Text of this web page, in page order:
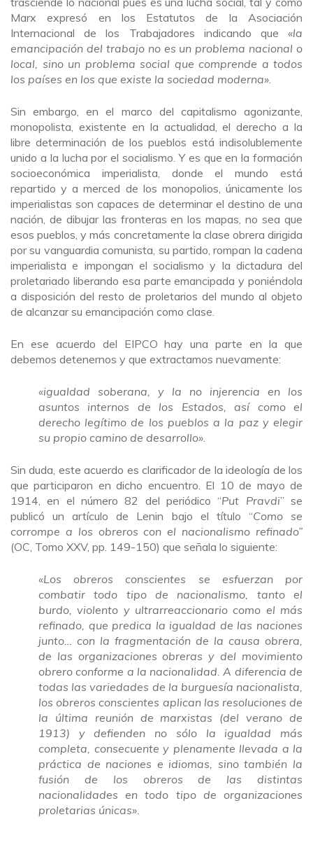
Marx expresó en los Estatutos de la Asociación
Internacional de los Trabajadores indicando que «la
emancipación del trabajo no es un problema nacional o
local, sino un problema social que comprende a todos
los países en los que existe la sociedad moderna»
Sin embargo, en el marco del capitalismo agonizante,
monopolista, existente en la actualidad, el derecho a la
libre determinación de los pueblos está indisolublemente
unido a la lucha por el socialismo. Y es que en la formación
socioeconómica imperialista, donde el mundo está
repartido y a merced de los monopolios, únicamente los
imperialistas son capaces de determinar el destino de una
nación, de dibujar las fronteras en los mapas, no sea que
esos pueblos, y más concretamente la clase obrera dirigida
por su vanguardia comunista, su partido, rompan la cadena
imperialista e impongan el socialismo y la dictadura del
proletariado liberando esa parte emancipada y poniéndola
a disposición del resto de proletarios del mundo al objeto
de alcanzar su emancipación como clase.
En ese acuerdo del EIPCO hay una parte en la que
debemos detenernos y que extractamos nuevamente:
«igualdad soberana, y la no injerencia en los
asuntos internos de los Estados, así como el
derecho legítimo de los pueblos a la paz y elegir
su propio camino de desarrollo»
Sin duda, este acuerdo es clarificador de la ideología de los
que participaron en dicho encuentro. El 10 de mayo de
1914, en el número 82 del periódico “Put Pravdi” se
publicó un artículo de Lenin bajo el título “Como se
corrompe a los obreros con el nacionalismo refinado”
(OC, Tomo XXV, pp. 149-150) que señala lo siguiente:
«Los obreros conscientes se esfuerzan por
combatir todo tipo de nacionalismo, tanto el
burdo, violento y ultrarreaccionario como el más
refinado, que predica la igualdad de las naciones
junto… con la fragmentación de la causa obrera,
de las organizaciones obreras y del movimiento
obrero conforme a la nacionalidad. A diferencia de
todas las variedades de la burguesía nacionalista,
los obreros conscientes aplican las resoluciones de
la última reunión de marxistas (del verano de
1913) y defienden no sólo la igualdad más
completa, consecuente y plenamente llevada a la
práctica de naciones e idiomas, sino también la
fusión de los obreros de las distintas
nacionalidades en todo tipo de organizaciones
proletarias únicas».